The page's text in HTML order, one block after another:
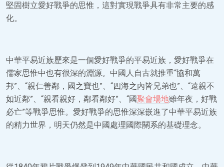
堅固樹立愛好戰爭的思惟，這對實現戰爭具有非常主要的感
化。
中華平易近族歷來是一個愛好戰爭的平易近族，愛好戰爭在
儒家思惟中也有很深的淵源。中國人自古就推重“協和萬
邦”、“親仁善鄰，國之寶也”、“四海之內皆兄弟也”、“遠親不
如近鄰”、“親看親好，鄰看鄰好”、“國聚會場地雖年夜，好戰
必亡”等戰爭思惟。愛好戰爭的思惟深深嵌進了中華平易近族
的精力世界，明天仍然是中國處理國際關系的基礎理念。